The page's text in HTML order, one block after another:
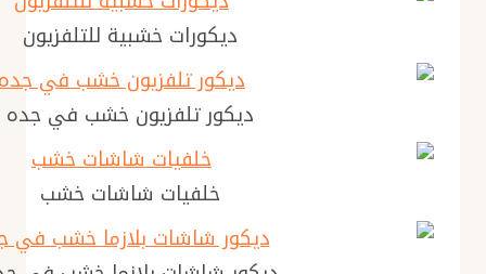
ديكورات خشبية للتلفزيون
ديكور تلفزيون خشب في جده
خلفيات شاشات خشب